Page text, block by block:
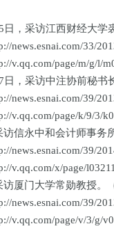
采访江西财经大学裘
33/
page/m/g/l/
采访中注协前秘书长
39/
page/k/9/3/
永中和会计师事务所
39/
x/page/
门大学常勋教授。（
39/
page/v/3/g/